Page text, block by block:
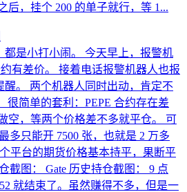
后，挂个 200 的单子就行，等 1...
都是小打小闹。 今天早上，报警机
有差价。 接着电话报警机器人也报
醒。 两个机器人同时出动，肯定不
很简单的套利：PEPE 合约存在差
空，等两个价格差不多就平仓。 可
多只能开 7500 张，也就是 2 万多
平台的期货价格基本持平，果断平
截图： Gate 历史持仓截图： 9 点
就结束了。虽然赚得不多，但是一